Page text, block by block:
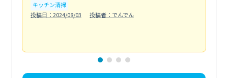
キッチン清掃
投稿日：2024/08/03
投稿者：でんでん